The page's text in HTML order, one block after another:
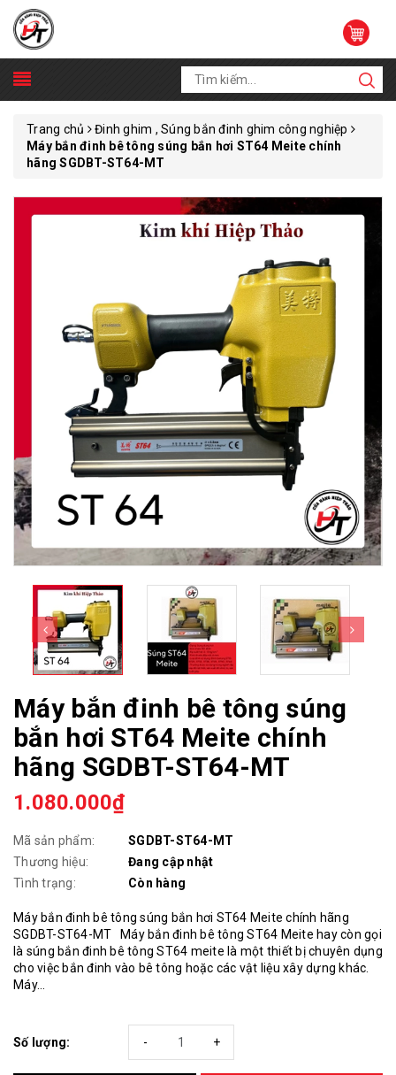
Trang chủ
Đinh ghim , Súng bắn đinh ghim công nghiệp
Máy bắn đinh bê tông súng bắn hơi ST64 Meite chính
hãng SGDBT-ST64-MT
Máy bắn đinh bê tông súng
bắn hơi ST64 Meite chính
hãng SGDBT-ST64-MT
1.080.000₫
Mã sản phẩm:
SGDBT-ST64-MT
Thương hiệu:
Đang cập nhật
Tình trạng:
Còn hàng
Máy bắn đinh bê tông súng bắn hơi ST64 Meite chính hãng
SGDBT-ST64-MT Máy bắn đinh bê tông ST64 Meite hay còn gọi
là súng bắn đinh bê tông ST64 meite là một thiết bị chuyên dụng
cho việc bắn đinh vào bê tông hoặc các vật liệu xây dựng khác.
Máy...
Số lượng: +
-